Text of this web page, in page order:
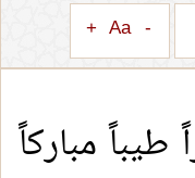
-
Aa
+
طيباً مباركاً